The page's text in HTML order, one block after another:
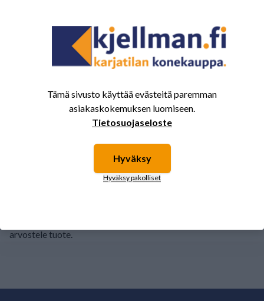
ARVOSTELUJEN YHTEENVETO
(0/5) Yhteensä 0 Arvostelut
arvostele tuote.
Tämä sivusto käyttää evästeitä paremman
asiakaskokemuksen luomiseen.
Tietosuojaseloste
Hyväksy
Hyväksy pakolliset